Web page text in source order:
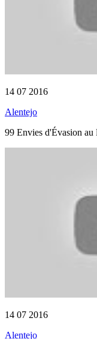
14 07 2016
Alentejo
99 Envies d'Évasion au
14 07 2016
Alentejo